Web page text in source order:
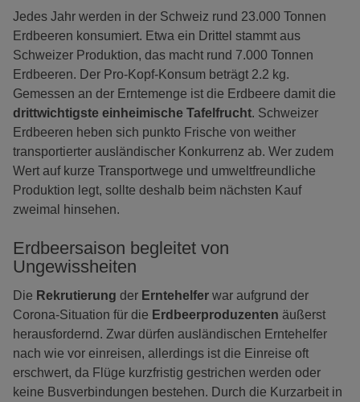
Jedes Jahr werden in der Schweiz rund 23.000 Tonnen
Erdbeeren konsumiert. Etwa ein Drittel stammt aus
Schweizer Produktion, das macht rund 7.000 Tonnen
Erdbeeren. Der Pro-Kopf-Konsum beträgt 2.2 kg.
Gemessen an der Erntemenge ist die Erdbeere damit die
drittwichtigste einheimische Tafelfrucht. Schweizer
Erdbeeren heben sich punkto Frische von weither
transportierter ausländischer Konkurrenz ab. Wer zudem
Wert auf kurze Transportwege und umweltfreundliche
Produktion legt, sollte deshalb beim nächsten Kauf
zweimal hinsehen.
Erdbeersaison begleitet von
Ungewissheiten
Die Rekrutierung der Erntehelfer war aufgrund der
Corona-Situation für die Erdbeerproduzenten äußerst
herausfordernd. Zwar dürfen ausländischen Erntehelfer
nach wie vor einreisen, allerdings ist die Einreise oft
erschwert, da Flüge kurzfristig gestrichen werden oder
keine Busverbindungen bestehen. Durch die Kurzarbeit in